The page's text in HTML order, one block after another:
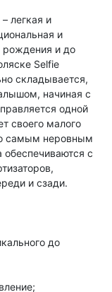
легкая и
и
рождения и до
Selfie
складывается,
начиная с
одной
своего малого
самым неровным
с
и сзади.
до